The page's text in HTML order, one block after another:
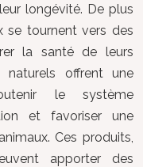
longévité. De plus
se tournent vers des
la santé de leurs
naturels offrent une
le système
et favoriser une
Ces produits,
apporter des